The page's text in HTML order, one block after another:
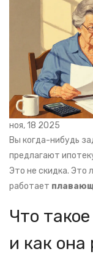
ноя, 18 2025
Вы когда-нибудь
предлагают
Это не скидка. Это
работает
Что
и как она